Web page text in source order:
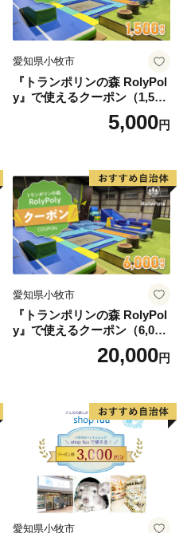
愛知県小牧市
『トランポリンの森 RolyPol
y』で使えるクーポン（1,500
5,000円
愛知県小牧市
『トランポリンの森 RolyPol
y』で使えるクーポン（6,000
20,000円
愛知県小牧市